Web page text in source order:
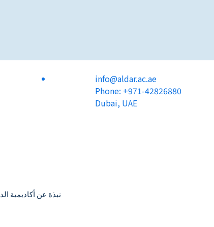
info@aldar.ac.ae
Phone: +971-42826880
Dubai, UAE
نبذة عن أكاديمية